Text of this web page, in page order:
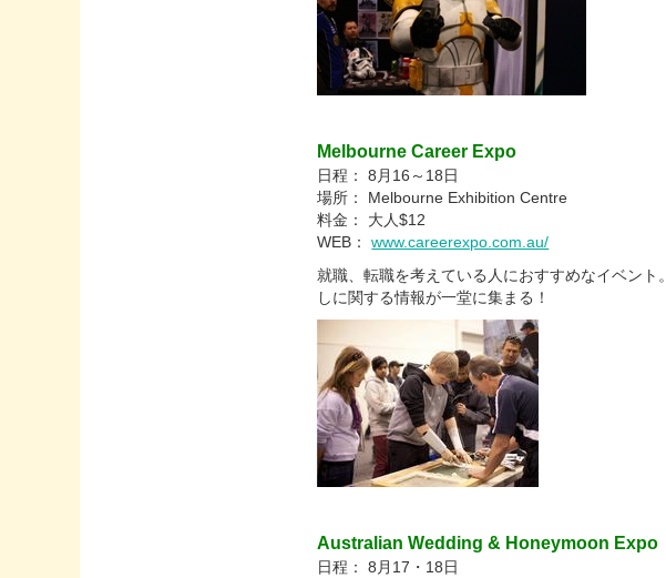
Melbourne Career Expo
日程： 8月16～18日
場所： Melbourne Exhibition Centre
料金： 大人$12
WEB：www.careerexpo.com.au/
就職、転職を考えている人におすすめなイベン
しに関する情報が一堂に集まる！
Australian Wedding & Honeymoon Expo
日程： 8月17・18日